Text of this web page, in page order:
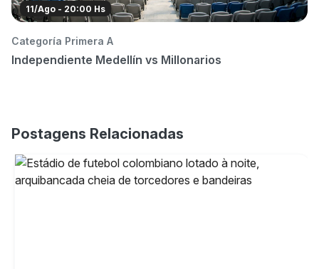
11/Ago - 20:00 Hs
Categoría Primera A
Independiente Medellín vs Millonarios
Postagens Relacionadas